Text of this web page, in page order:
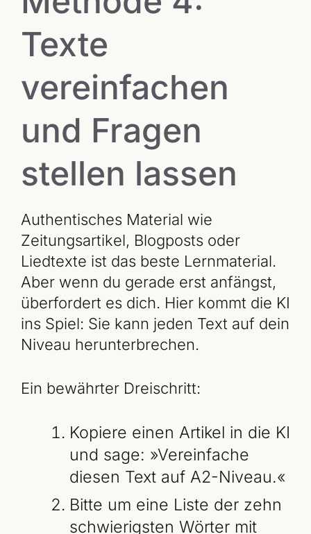
Texte
vereinfachen
und Fragen
stellen lassen
Authentisches Material wie
Zeitungsartikel, Blogposts oder
Liedtexte ist das beste Lernmaterial.
Aber wenn du gerade erst anfängst,
überfordert es dich. Hier kommt die KI
ins Spiel: Sie kann jeden Text auf dein
Niveau herunterbrechen.
Ein bewährter Dreischritt:
Kopiere einen Artikel in die KI
und sage: »Vereinfache
diesen Text auf A2-Niveau.«
Bitte um eine Liste der zehn
schwierigsten Wörter mit